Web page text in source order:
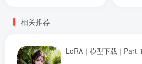
相关推荐
LoRA｜模型下载｜Part-1